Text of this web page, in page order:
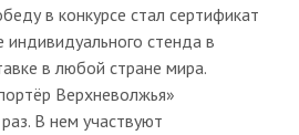
в конкурсе стал сертификат
стенда в
в любой стране мира.
Верхневолжья»
В нем участвуют